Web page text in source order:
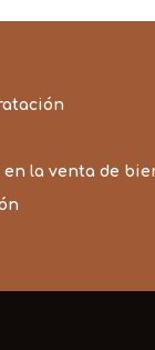
la venta de